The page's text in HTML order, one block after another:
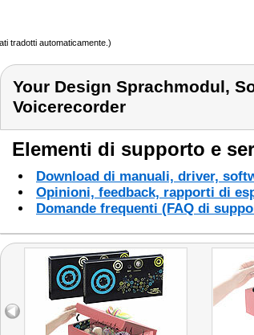
tradotti automaticamente.)
Your Design Sprachmodul,
Voicerecorder
Elementi di supporto e
Download di manuali, driver,
Opinioni, feedback, rapporti di
Domande frequenti (FAQ di